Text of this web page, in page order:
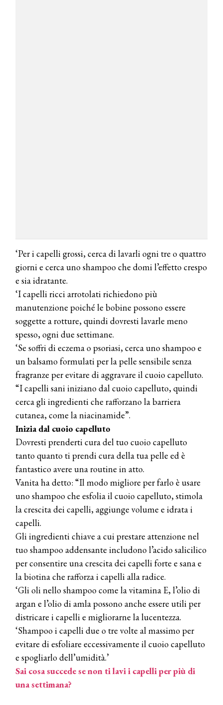
‘Per i capelli grossi, cerca di lavarli ogni tre o quattro
giorni e cerca uno shampoo che domi l’effetto crespo
e sia idratante.
‘I capelli ricci arrotolati richiedono più
manutenzione poiché le bobine possono essere
soggette a rotture, quindi dovresti lavarle meno
spesso, ogni due settimane.
‘Se soffri di eczema o psoriasi, cerca uno shampoo e
un balsamo formulati per la pelle sensibile senza
fragranze per evitare di aggravare il cuoio capelluto.
“I capelli sani iniziano dal cuoio capelluto, quindi
cerca gli ingredienti che rafforzano la barriera
cutanea, come la niacinamide”.
Inizia dal cuoio capelluto
Dovresti prenderti cura del tuo cuoio capelluto
tanto quanto ti prendi cura della tua pelle ed è
fantastico avere una routine in atto.
Vanita ha detto: “Il modo migliore per farlo è usare
uno shampoo che esfolia il cuoio capelluto, stimola
la crescita dei capelli, aggiunge volume e idrata i
capelli.
Gli ingredienti chiave a cui prestare attenzione nel
tuo shampoo addensante includono l’acido salicilico
per consentire una crescita dei capelli forte e sana e
la biotina che rafforza i capelli alla radice.
‘Gli oli nello shampoo come la vitamina E, l’olio di
argan e l’olio di amla possono anche essere utili per
districare i capelli e migliorarne la lucentezza.
‘Shampoo i capelli due o tre volte al massimo per
evitare di esfoliare eccessivamente il cuoio capelluto
e spogliarlo dell’umidità.’
Sai cosa succede se non ti lavi i capelli per più di
una settimana?
COSMOPROF WORLDWIDE BOLOGNA
Cosmprof Worldwide Bologna
presenta THE BEAUTY &
WELLNESS CONGRESS 2022: I
TEMI
DYSON
Dyson presenta la nuova collezione
pervinca e rosé per Natale
COTRIL
Continua la carrellata di look firmati
Cotril alla Festa del Cinema di Roma
TONI&GUY
A Natale regala una doppia
TONI&GUY “Feel Good Experience”!
TONI&GUY
LABEL.M lancia la sua innovativa ed
eco-sostenibile linea di prodotti
professionali
DAVINES
Davines presenta cofanetti beauty